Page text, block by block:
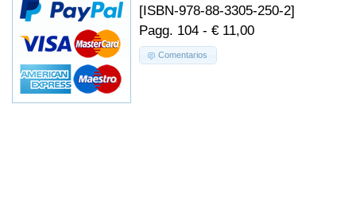
[ISBN-978-88-3305-250-2]
Pagg. 104 - € 11,00
Comentarios